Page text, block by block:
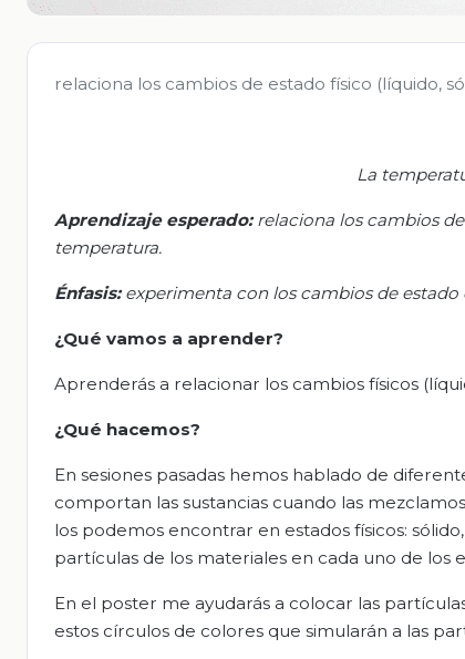
relaciona los cambios de estado físico (líquido,
La
Aprendizaje esperado: relaciona los cambios
temperatura.
Énfasis: experimenta con los cambios de
¿Qué vamos a aprender?
Aprenderás a relacionar los cambios físicos
¿Qué hacemos?
En sesiones pasadas hemos hablado de
comportan las sustancias cuando las
los podemos encontrar en estados físicos:
partículas de los materiales en cada uno de los
En el poster me ayudarás a colocar las
estos círculos de colores que simularán a las